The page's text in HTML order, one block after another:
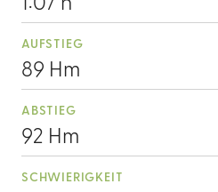
AUFSTIEG
89 Hm
ABSTIEG
92 Hm
SCHWIERIGKEIT